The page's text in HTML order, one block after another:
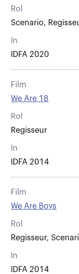
Rol
Scenario,
In
IDFA 2020
Film
We Are 18
Rol
Regisseur
In
IDFA 2014
Film
We Are Boys
Rol
Regisseur,
In
IDFA 2014